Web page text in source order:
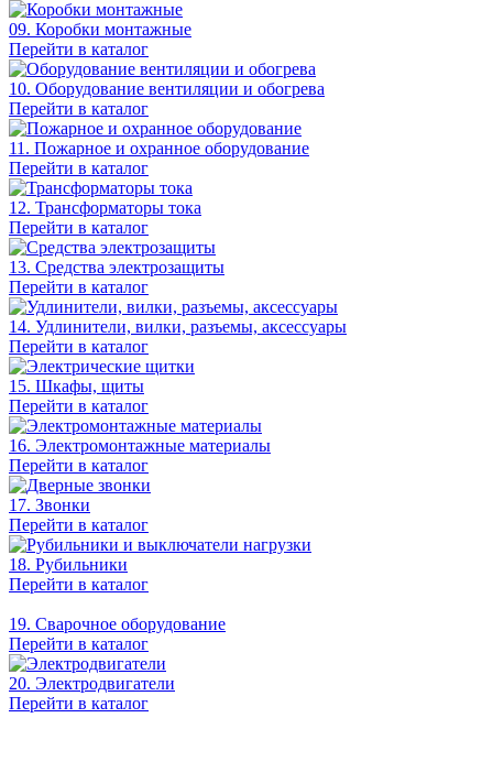
09. Коробки монтажные
Перейти в каталог
10. Оборудование вентиляции и обогрева
Перейти в каталог
11. Пожарное и охранное оборудование
Перейти в каталог
12. Трансформаторы тока
Перейти в каталог
13. Средства электрозащиты
Перейти в каталог
14. Удлинители, вилки, разъемы, аксессуары
Перейти в каталог
15. Шкафы, щиты
Перейти в каталог
16. Электромонтажные материалы
Перейти в каталог
17. Звонки
Перейти в каталог
18. Рубильники
Перейти в каталог
19. Сварочное оборудование
Перейти в каталог
20. Электродвигатели
Перейти в каталог